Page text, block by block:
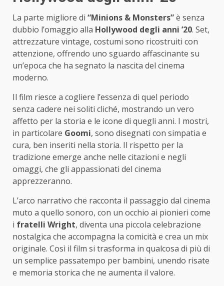
La parte migliore di “Minions & Monsters”è senza
dubbio l’omaggio alla Hollywood degli anni ’20. Set,
attrezzature vintage, costumi sono ricostruiti con
attenzione, offrendo uno sguardo affascinante su
un’epoca che ha segnato la nascita del cinema
moderno.
Il film riesce a cogliere l’essenza di quel periodo
senza cadere nei soliti cliché, mostrando un vero
affetto per la storia e le icone di quegli anni. I mostri,
in particolare Goomi, sono disegnati con simpatia e
cura, ben inseriti nella storia. Il rispetto per la
tradizione emerge anche nelle citazioni e negli
omaggi, che gli appassionati del cinema
apprezzeranno.
L’arco narrativo che racconta il passaggio dal cinema
muto a quello sonoro, con un occhio ai pionieri come
i fratelli Wright, diventa una piccola celebrazione
nostalgica che accompagna la comicità e crea un mix
originale. Così il film si trasforma in qualcosa di più di
un semplice passatempo per bambini, unendo risate
e memoria storica che ne aumenta il valore.